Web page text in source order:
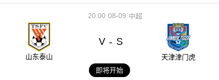
08-09
20:00 中超
山东泰山
V - S
天津津门虎
即将开始